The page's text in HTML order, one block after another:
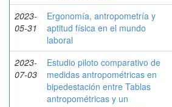
2023-
05-31
Ergonomía, antropometría y
aptitud física en el mundo
laboral
2023-
07-03
Estudio piloto comparativo de
medidas antropométricas en
bipedestación entre Tablas
antropométricas y un